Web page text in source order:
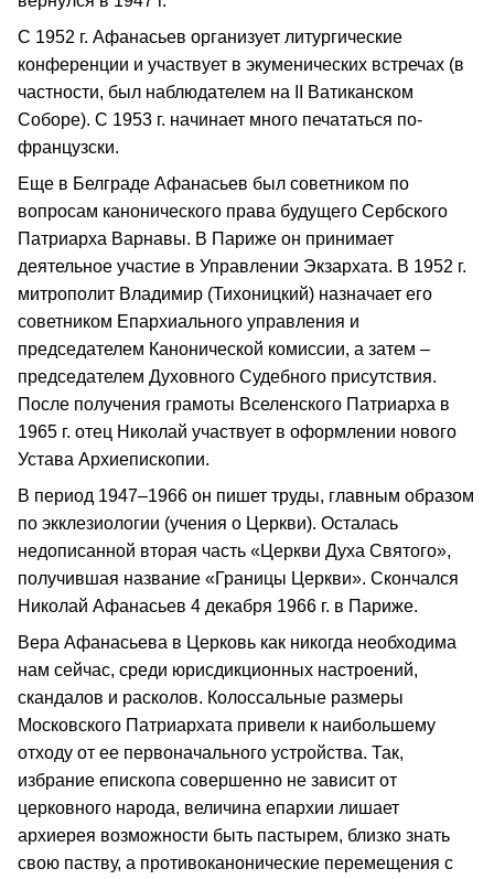
С 1952 г. Афанасьев организует литургические
конференции и участвует в экуменических встречах (в
частности, был наблюдателем на II Ватиканском
Соборе). С 1953 г. начинает много печататься по-
французски.
Еще в Белграде Афанасьев был советником по
вопросам канонического права будущего Сербского
Патриарха Варнавы. В Париже он принимает
деятельное участие в Управлении Экзархата. В 1952 г.
митрополит Владимир (Тихоницкий) назначает его
советником Епархиального управления и
председателем Канонической комиссии, а затем –
председателем Духовного Судебного присутствия.
После получения грамоты Вселенского Патриарха в
1965 г. отец Николай участвует в оформлении нового
Устава Архиепископии.
В период 1947–1966 он пишет труды, главным образом
по экклезиологии (учения о Церкви). Осталась
недописанной вторая часть «Церкви Духа Святого»,
получившая название «Границы Церкви». Скончался
Николай Афанасьев 4 декабря 1966 г. в Париже.
Вера Афанасьева в Церковь как никогда необходима
нам сейчас, среди юрисдикционных настроений,
скандалов и расколов. Колоссальные размеры
Московского Патриархата привели к наибольшему
отходу от ее первоначального устройства. Так,
избрание епископа совершенно не зависит от
церковного народа, величина епархии лишает
архиерея возможности быть пастырем, близко знать
свою паству, а противоканонические перемещения с